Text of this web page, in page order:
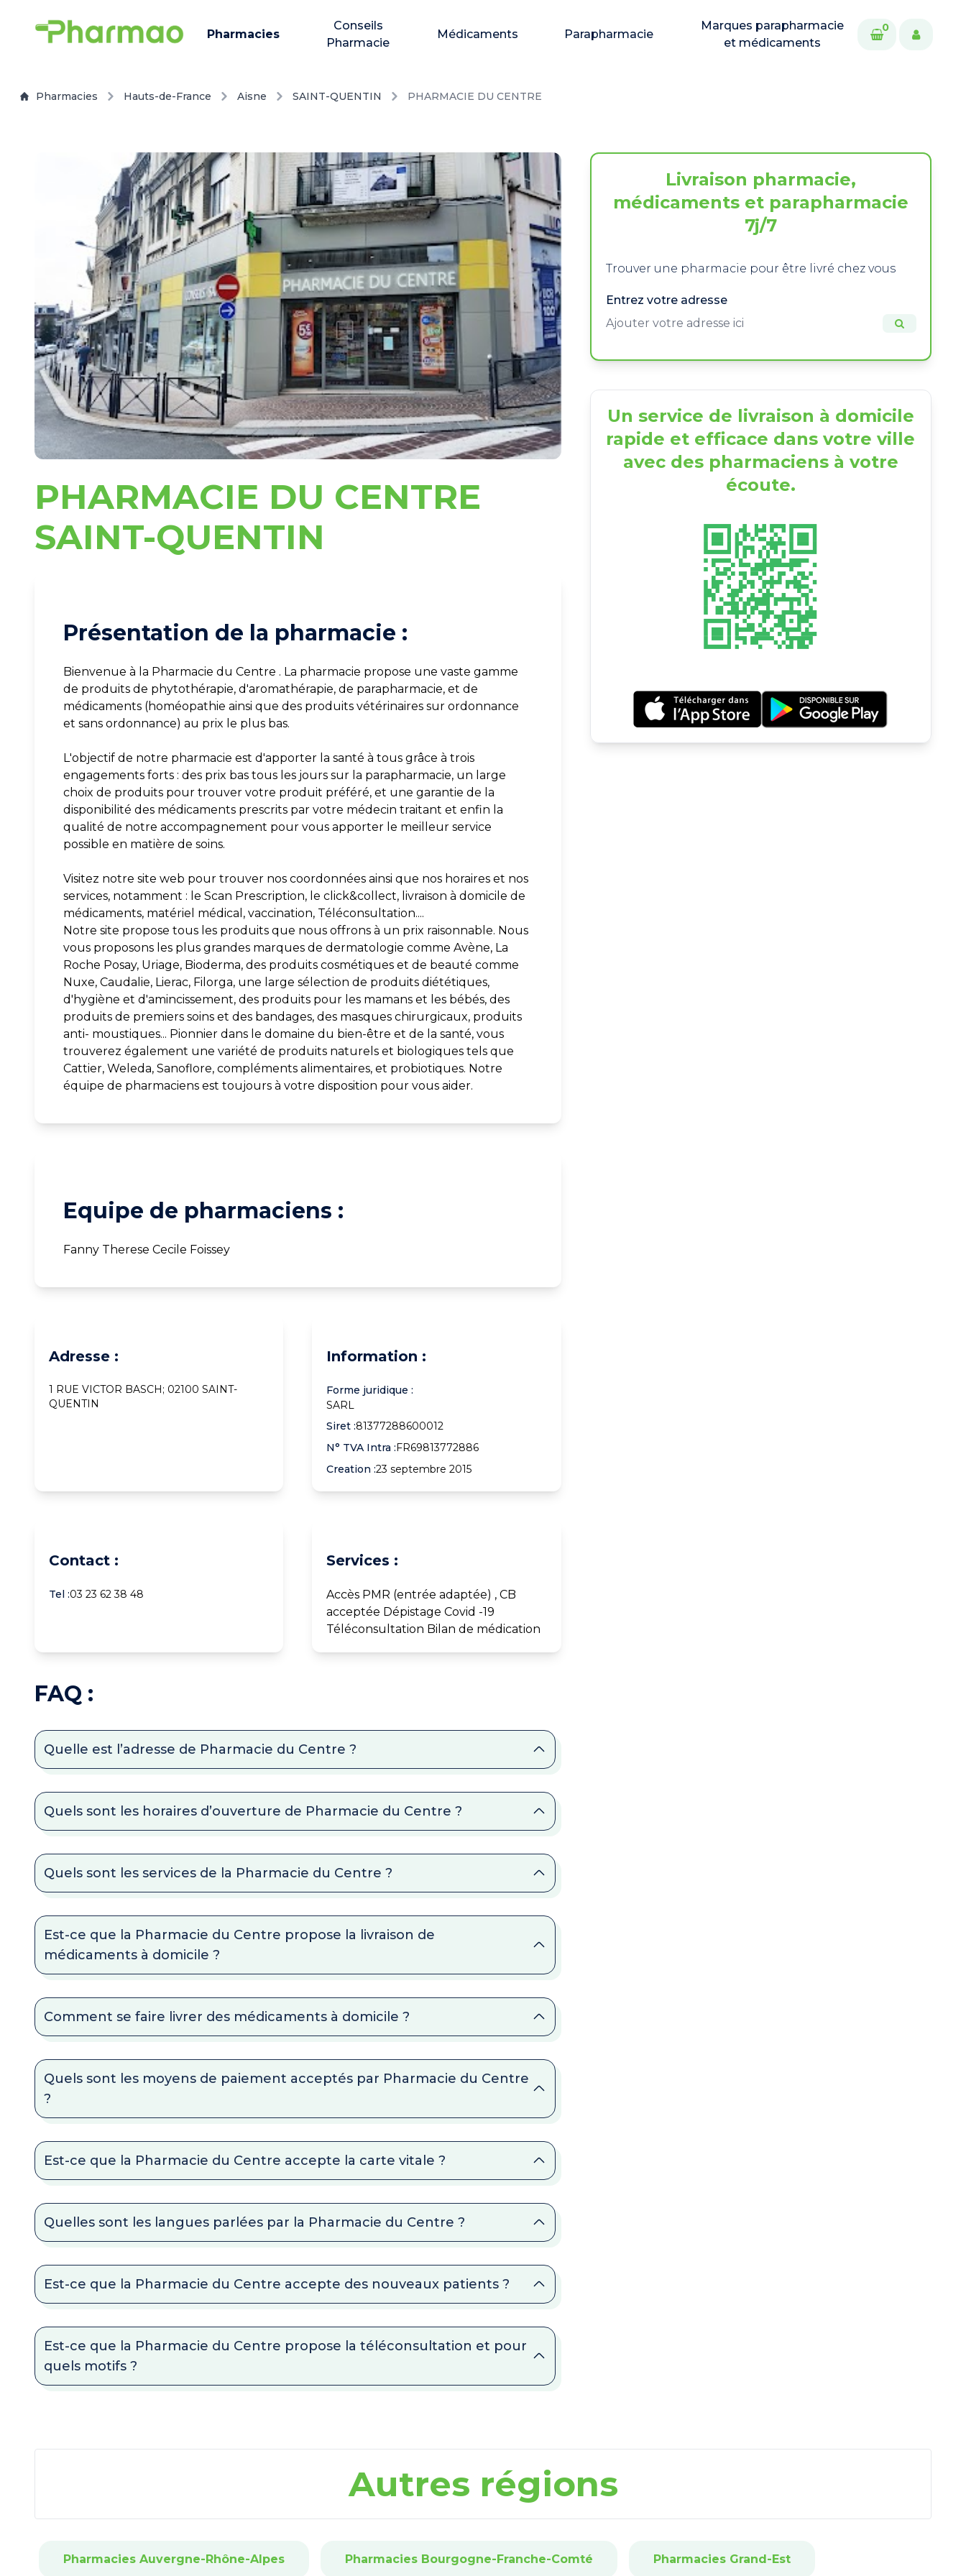
Pharmacies
Conseils
Pharmacie
Médicaments Parapharmacie
Marques parapharmacie
et médicaments
0
Pharmacies Hauts-de-France Aisne SAINT-QUENTIN PHARMACIE DU CENTRE
PHARMACIE DU CENTRE
SAINT-QUENTIN
Présentation de la pharmacie :
Bienvenue à la Pharmacie du Centre . La pharmacie propose une vaste gamme
de produits de phytothérapie, d'aromathérapie, de parapharmacie, et de
médicaments (homéopathie ainsi que des produits vétérinaires sur ordonnance
et sans ordonnance) au prix le plus bas.
L'objectif de notre pharmacie est d'apporter la santé à tous grâce à trois
engagements forts : des prix bas tous les jours sur la parapharmacie, un large
choix de produits pour trouver votre produit préféré, et une garantie de la
disponibilité des médicaments prescrits par votre médecin traitant et enfin la
qualité de notre accompagnement pour vous apporter le meilleur service
possible en matière de soins.
Visitez notre site web pour trouver nos coordonnées ainsi que nos horaires et nos
services, notamment : le Scan Prescription, le click&collect, livraison à domicile de
médicaments, matériel médical, vaccination, Téléconsultation....
Notre site propose tous les produits que nous offrons à un prix raisonnable. Nous
vous proposons les plus grandes marques de dermatologie comme Avène, La
Roche Posay, Uriage, Bioderma, des produits cosmétiques et de beauté comme
Nuxe, Caudalie, Lierac, Filorga, une large sélection de produits diététiques,
d'hygiène et d'amincissement, des produits pour les mamans et les bébés, des
produits de premiers soins et des bandages, des masques chirurgicaux, produits
anti- moustiques... Pionnier dans le domaine du bien-être et de la santé, vous
trouverez également une variété de produits naturels et biologiques tels que
Cattier, Weleda, Sanoflore, compléments alimentaires, et probiotiques. Notre
équipe de pharmaciens est toujours à votre disposition pour vous aider.
Equipe de pharmaciens :
Fanny Therese Cecile Foissey
Adresse :
1 RUE VICTOR BASCH; 02100 SAINT-
QUENTIN
Information :
Forme juridique :
SARL
Siret :81377288600012
N° TVA Intra :FR69813772886
Creation :23 septembre 2015
Contact :
Tel :03 23 62 38 48
Services :
Accès PMR (entrée adaptée) , CB
acceptée Dépistage Covid -19
Téléconsultation Bilan de médication
FAQ :
Quelle est l’adresse de Pharmacie du Centre ?
Quels sont les horaires d’ouverture de Pharmacie du Centre ?
Quels sont les services de la Pharmacie du Centre ?
Est-ce que la Pharmacie du Centre propose la livraison de
médicaments à domicile ?
Comment se faire livrer des médicaments à domicile ?
Quels sont les moyens de paiement acceptés par Pharmacie du Centre
?
Est-ce que la Pharmacie du Centre accepte la carte vitale ?
Quelles sont les langues parlées par la Pharmacie du Centre ?
Est-ce que la Pharmacie du Centre accepte des nouveaux patients ?
Est-ce que la Pharmacie du Centre propose la téléconsultation et pour
quels motifs ?
Livraison pharmacie,
médicaments et parapharmacie
7j/7
Trouver une pharmacie pour être livré chez vous
Entrez votre adresse
Un service de livraison à domicile
rapide et efficace dans votre ville
avec des pharmaciens à votre
écoute.
Autres régions
Pharmacies Auvergne-Rhône-Alpes Pharmacies Bourgogne-Franche-Comté Pharmacies Grand-Est